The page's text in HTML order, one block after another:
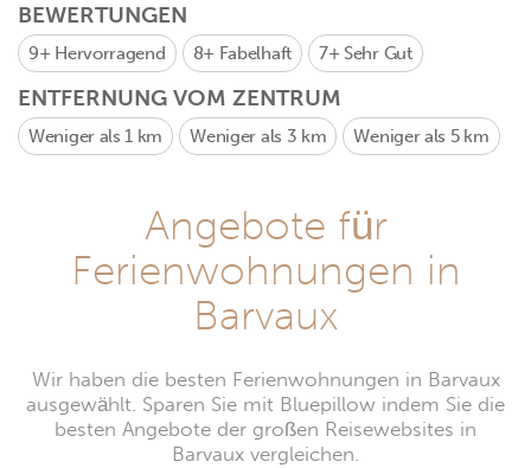
BEWERTUNGEN
9+ Hervorragend 8+ Fabelhaft 7+ Sehr Gut
ENTFERNUNG VOM ZENTRUM
Weniger als 1 km Weniger als 3 km Weniger als 5 km
Angebote für
Ferienwohnungen in
Barvaux
Wir haben die besten Ferienwohnungen in Barvaux
ausgewählt. Sparen Sie mit Bluepillow indem Sie die
besten Angebote der großen Reisewebsites in
Barvaux vergleichen.